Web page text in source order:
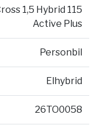
1,5 Hybrid 115
Active Plus
Personbil
Elhybrid
26TO0058